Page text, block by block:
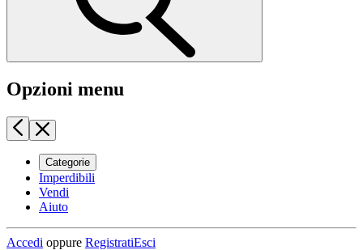
Opzioni menu
Categorie
Imperdibili
Vendi
Aiuto
Accedi oppure RegistratiEsci